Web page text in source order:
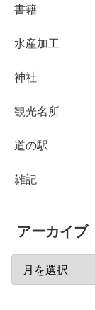
書籍
水産加工
神社
観光名所
道の駅
雑記
アーカイブ